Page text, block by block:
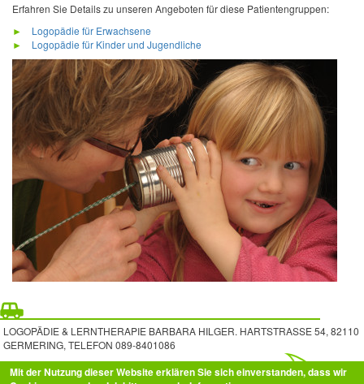
Erfahren Sie Details zu unseren Angeboten für diese Patientengruppen:
►
Logopädie für Erwachsene
►
Logopädie für Kinder und Jugendliche
LOGOPÄDIE & LERNTHERAPIE BARBARA HILGER. HARTSTRASSE 54, 82110
GERMERING, TELEFON 089-8401086
Mit der Nutzung dieser Website erklären Sie sich einverstanden, dass wir